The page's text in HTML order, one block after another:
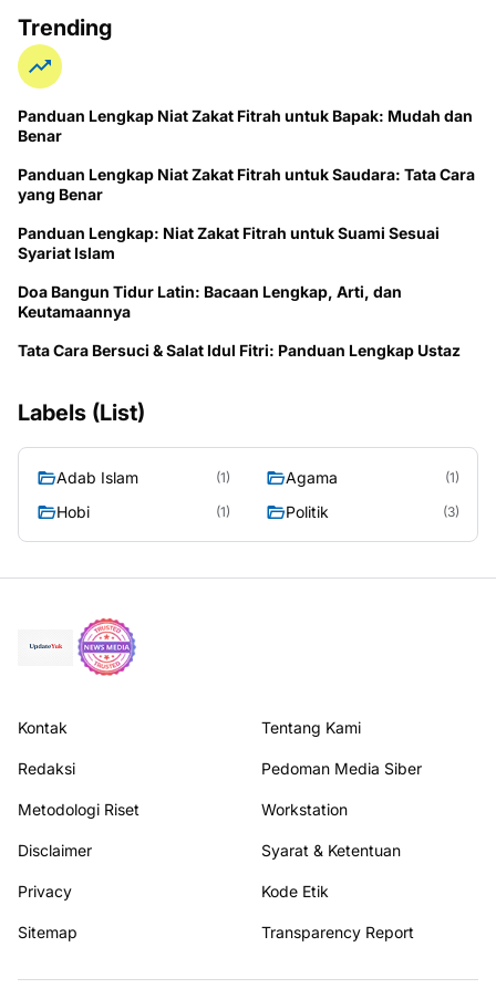
Trending
Panduan Lengkap Niat Zakat Fitrah untuk Bapak: Mudah dan
Benar
Panduan Lengkap Niat Zakat Fitrah untuk Saudara: Tata Cara
yang Benar
Panduan Lengkap: Niat Zakat Fitrah untuk Suami Sesuai
Syariat Islam
Doa Bangun Tidur Latin: Bacaan Lengkap, Arti, dan
Keutamaannya
Tata Cara Bersuci & Salat Idul Fitri: Panduan Lengkap Ustaz
Labels (List)
Adab Islam (1) Agama (1)
Hobi (1) Politik (3)
Kontak Tentang Kami
Redaksi Pedoman Media Siber
Metodologi Riset Workstation
Disclaimer Syarat & Ketentuan
Privacy Kode Etik
Sitemap Transparency Report